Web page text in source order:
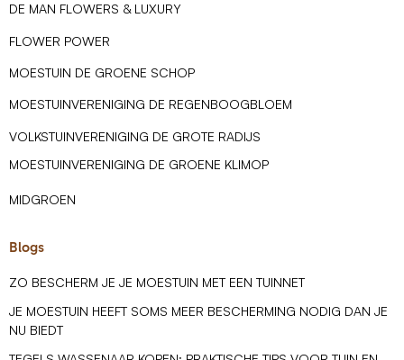
DE MAN FLOWERS & LUXURY
FLOWER POWER
MOESTUIN DE GROENE SCHOP
MOESTUINVERENIGING DE REGENBOOGBLOEM
VOLKSTUINVERENIGING DE GROTE RADIJS
MOESTUINVERENIGING DE GROENE KLIMOP
MIDGROEN
Blogs
ZO BESCHERM JE JE MOESTUIN MET EEN TUINNET
JE MOESTUIN HEEFT SOMS MEER BESCHERMING NODIG DAN JE
NU BIEDT